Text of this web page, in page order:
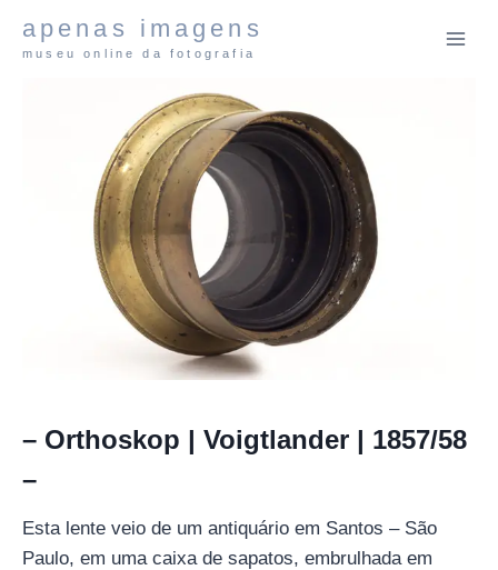
para
apenas imagens
museu online da fotografia
– Orthoskop | Voigtlander | 1857/58
–
Esta lente veio de um antiquário em Santos – São
Paulo, em uma caixa de sapatos, embrulhada em